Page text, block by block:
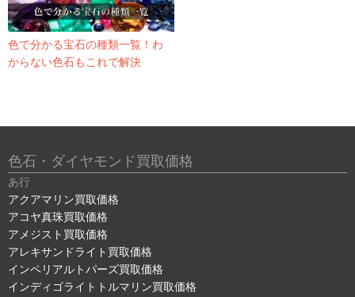
色で分かる宝石の種類一覧！わ
からない色石もこれで解決
色石・ダイヤモンド買取価格
あ行
アクアマリン買取価格
アコヤ真珠買取価格
アメジスト買取価格
アレキサンドライト買取価格
インペリアルトパーズ買取価格
インディゴライトトルマリン買取価格